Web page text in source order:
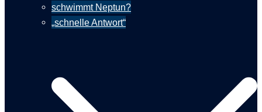
schwimmt Neptun?
„schnelle Antwort“